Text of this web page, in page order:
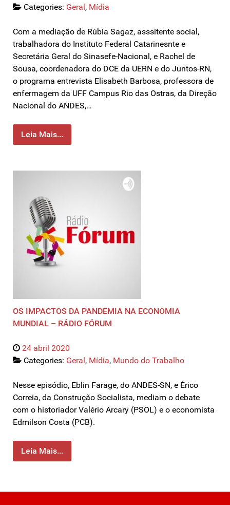
Categories: Geral, Mídia
Com a mediação de Rúbia Sagaz, asssitente social,
trabalhadora do Instituto Federal Catarinesnte e
Secretária Geral do Sinasefe-Nacional, e Rachel de
Sousa, coordenadora do DCE da UERN e do Juntos-RN,
o programa entrevista Elisabeth Barbosa, professora de
enfermagem da UFF Campus Rio das Ostras, da Direção
Nacional do ANDES,…
Leia Mais...
OS IMPACTOS DA PANDEMIA NA ECONOMIA
MUNDIAL – RÁDIO FÓRUM
24 abril 2020
Categories: Geral, Mídia, Mundo do Trabalho
Nesse episódio, Eblin Farage, do ANDES-SN, e Érico
Correia, da Construção Socialista, mediam o debate
com o historiador Valério Arcary (PSOL) e o economista
Edmilson Costa (PCB).
Leia Mais...